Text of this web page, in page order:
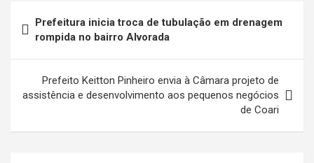
de
Post
Prefeitura inicia troca de tubulação em drenagem
rompida no bairro Alvorada
Prefeito Keitton Pinheiro envia à Câmara projeto de
assistência e desenvolvimento aos pequenos negócios
de Coari